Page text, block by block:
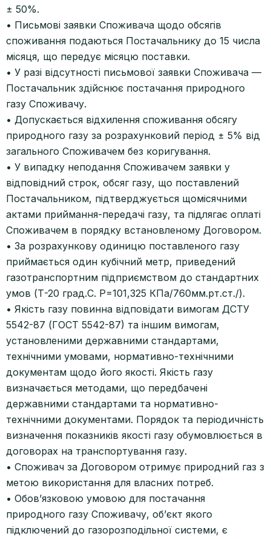
± 50%.
• Письмові заявки Споживача щодо обсягів
споживання подаються Постачальнику до 15 числа
місяця, що передує місяцю поставки.
• У разі відсутності письмової заявки Споживача —
Постачальник здійснює постачання природного
газу Споживачу.
• Допускається відхилення споживання обсягу
природного газу за розрахунковий період ± 5% від
загального Споживачем без коригування.
• У випадку неподання Споживачем заявки у
відповідний строк, обсяг газу, що поставлений
Постачальником, підтверджується щомісячними
актами приймання-передачі газу, та підлягає оплаті
Споживачем в порядку встановленому Договором.
• За розрахункову одиницю поставленого газу
приймається один кубічний метр, приведений
газотранспортним підприємством до стандартних
умов (Т-20 град.С. Р=101,325 КПа/760мм.рт.ст./).
• Якість газу повинна відповідати вимогам ДСТУ
5542-87 (ГОСТ 5542-87) та іншим вимогам,
установленими державними стандартами,
технічними умовами, нормативно-технічними
документам щодо його якості. Якість газу
визначається методами, що передбачені
державними стандартами та нормативно-
технічними документами. Порядок та періодичність
визначення показників якості газу обумовлюється в
договорах на транспортування газу.
• Споживач за Договором отримує природний газ з
метою використання для власних потреб.
• Обов’язковою умовою для постачання
природного газу Споживачу, об’єкт якого
підключений до газорозподільної системи, є